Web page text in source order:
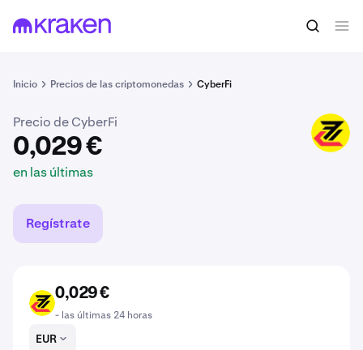
Inicio Precios de las criptomonedas CyberFi
0,029 € Comprar CFI
Precio de CyberFi
0,029 €
en las últimas
CFI
Regístrate
CFI
0,029 €
- las últimas 24 horas
EUR